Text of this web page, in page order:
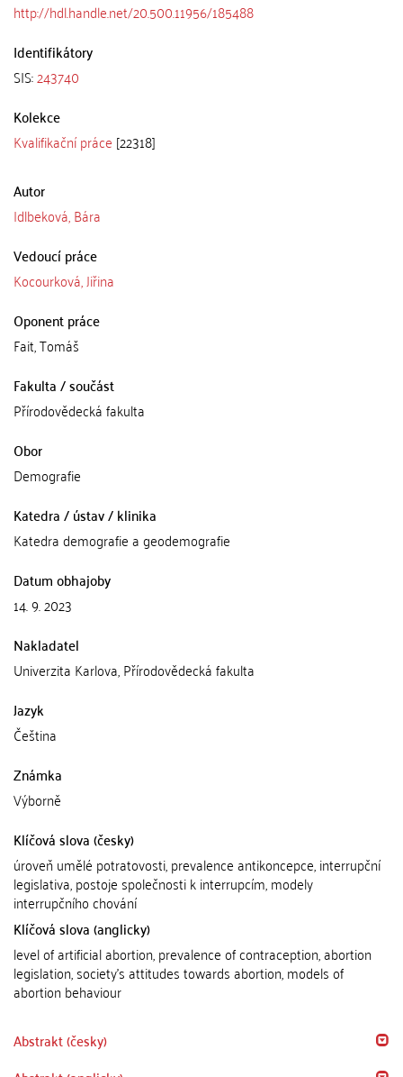
http://hdl.handle.net/20.500.11956/185488
Identifikátory
SIS:243740
Kolekce
Kvalifikační práce [22318]
Autor
Idlbeková, Bára
Vedoucí práce
Kocourková, Jiřina
Oponent práce
Fait, Tomáš
Fakulta / součást
Přírodovědecká fakulta
Obor
Demografie
Katedra / ústav / klinika
Katedra demografie a geodemografie
Datum obhajoby
14. 9. 2023
Nakladatel
Univerzita Karlova, Přírodovědecká fakulta
Jazyk
Čeština
Známka
Výborně
Klíčová slova (česky)
úroveň umělé potratovosti, prevalence antikoncepce, interrupční
legislativa, postoje společnosti k interrupcím, modely
interrupčního chování
Klíčová slova (anglicky)
level of artificial abortion, prevalence of contraception, abortion
legislation, society's attitudes towards abortion, models of
abortion behaviour
Abstrakt (česky)